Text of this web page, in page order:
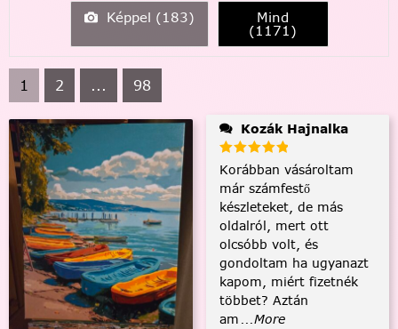
Képpel (183) Mind
(1171)
1 2 ... 98
Kozák Hajnalka
Korábban vásároltam
már számfestő
készleteket, de más
oldalról, mert ott
olcsóbb volt, és
gondoltam ha ugyanazt
kapom, miért fizetnék
többet? Aztán
am ...More